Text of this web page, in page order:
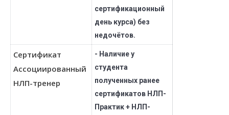
сертификационный
день курса) без
недочётов.
Сертификат
Ассоциированный
НЛП-тренер
- Наличие у
студента
полученных ранее
сертификатов НЛП-
Практик + НЛП-